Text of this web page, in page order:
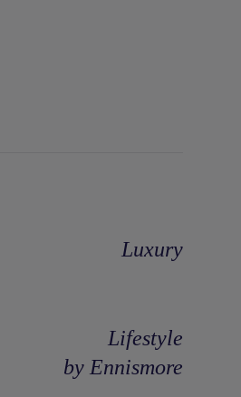
Luxury
Lifestyle
by Ennismore